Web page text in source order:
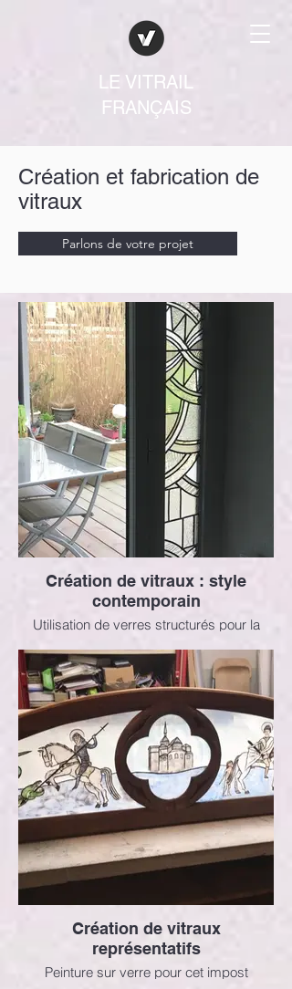
LE VITRAIL
FRANÇAIS
Création et fabrication de
vitraux
Parlons de votre projet
Création de vitraux : style
contemporain
Utilisation de verres structurés pour la
Création de vitraux
représentatifs
Peinture sur verre pour cet impost